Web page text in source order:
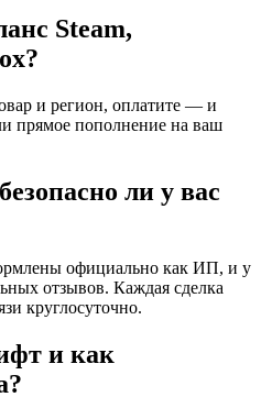
Steam,
и регион, оплатите — и
прямое пополнение на ваш
ли у вас
официально как ИП, и у
отзывов. Каждая сделка
круглосуточно.
и как